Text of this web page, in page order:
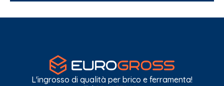
L'ingrosso di qualità per brico e ferramenta!